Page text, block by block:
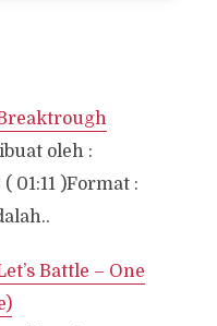
oleh :
01:11 )Format :
Battle – One